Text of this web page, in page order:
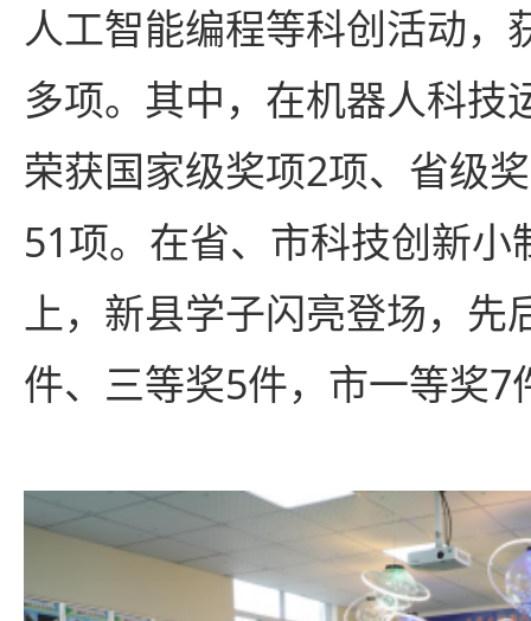
人工智能编程等科创活动，
多项。其中，在机器人科技
荣获国家级奖项2项、省级
51项。在省、市科技创新小
上，新县学子闪亮登场，先
件、三等奖5件，市一等奖7